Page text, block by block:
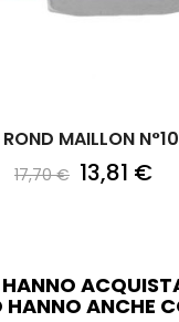
MAILLON
17,70 € 13,81 €
HANNO
HANNO ANCHE